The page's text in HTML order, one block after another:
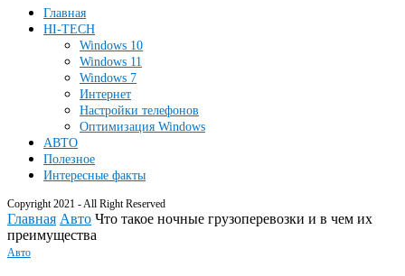
Главная
HI-TECH
Windows 10
Windows 11
Windows 7
Интернет
Настройки телефонов
Оптимизация Windows
АВТО
Полезное
Интересные факты
Copyright 2021 - All Right Reserved
Главная Авто Что такое ночные грузоперевозки и в чем их
преимущества
Авто